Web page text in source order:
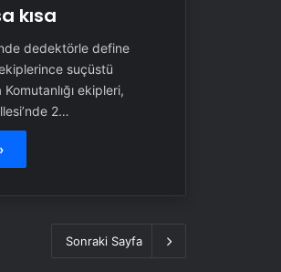
kısa
dedektörle define
suçüstü
ekipleri,
2…
Sonraki Sayfa